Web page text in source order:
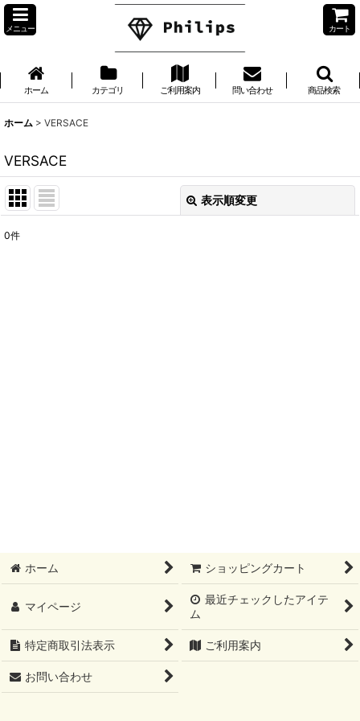
メニュー カート
ホーム カテゴリ ご利用案内 問い合わせ 商品検索
ホーム > VERSACE
VERSACE
表示順変更
0件
ホーム ショッピングカート
マイページ
最近チェックしたアイテ
ム
特定商取引法表示 ご利用案内
お問い合わせ